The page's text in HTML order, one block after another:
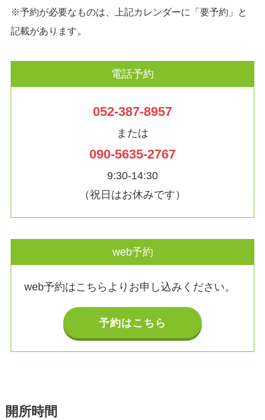
※予約が必要なものは、上記カレンダーに「要予約」と
記載があります。
電話予約
052-387-8957
または
090-5635-2767
9:30-14:30
（祝日はお休みです）
web予約
web予約はこちらよりお申し込みください。
予約はこちら
開所時間